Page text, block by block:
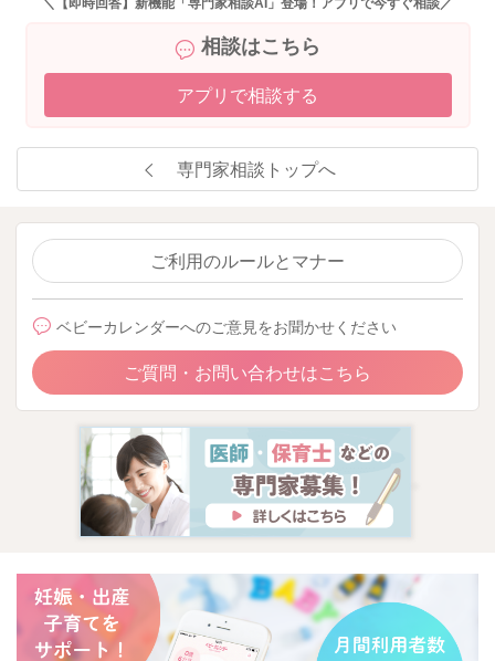
＼【即時回答】新機能「専門家相談AI」登場！アプリで今すぐ相談／
相談はこちら
アプリで相談する
専門家相談トップへ
ご利用のルールとマナー
ベビーカレンダーへのご意見をお聞かせください
ご質問・お問い合わせはこちら